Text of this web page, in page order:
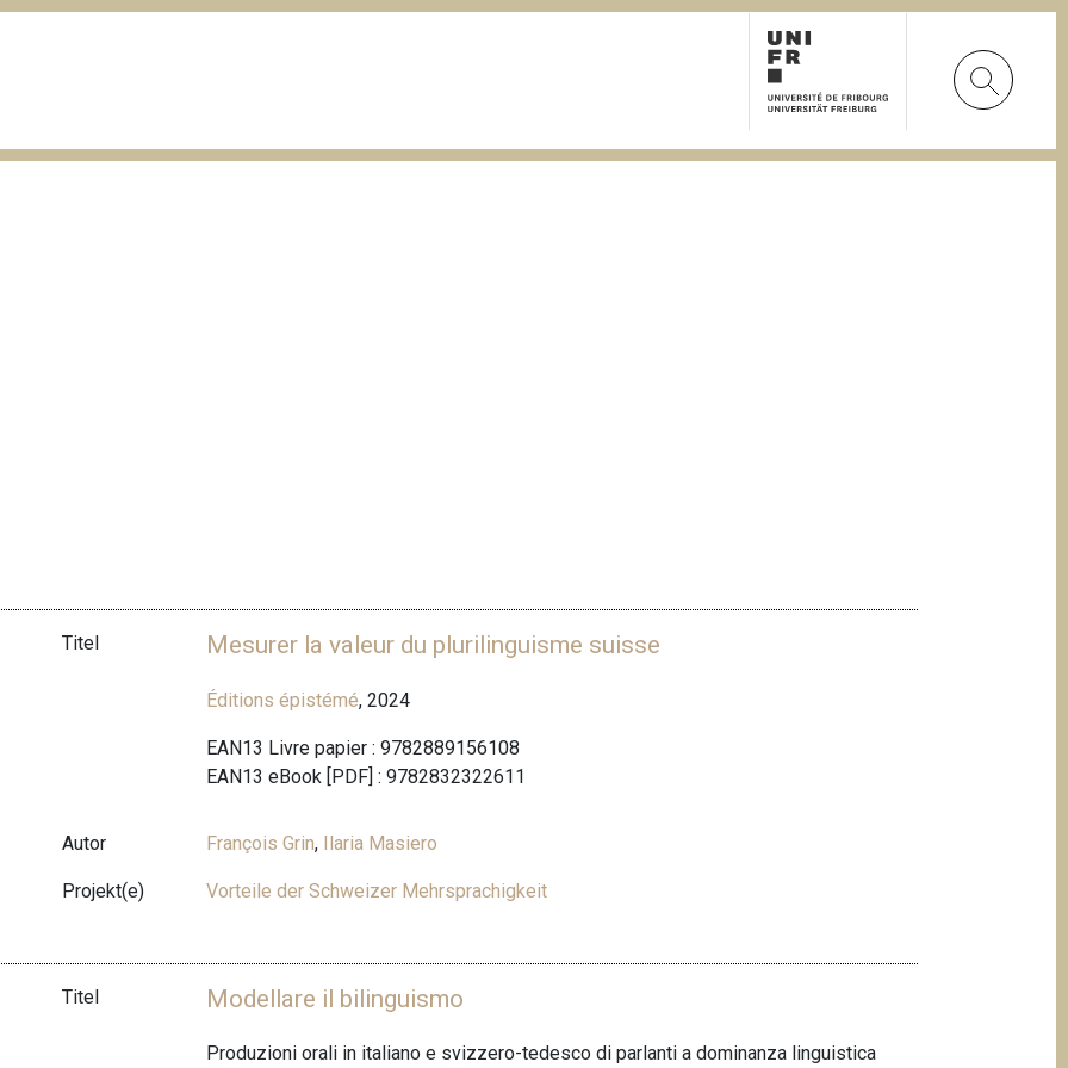
Titel Mesurer la valeur du plurilinguisme suisse
Éditions épistémé, 2024
EAN13 Livre papier : 9782889156108
EAN13 eBook [PDF] : 9782832322611
Autor François Grin, Ilaria Masiero
Projekt(e) Vorteile der Schweizer Mehrsprachigkeit
Titel Modellare il bilinguismo
Produzioni orali in italiano e svizzero-tedesco di parlanti a dominanza linguistica